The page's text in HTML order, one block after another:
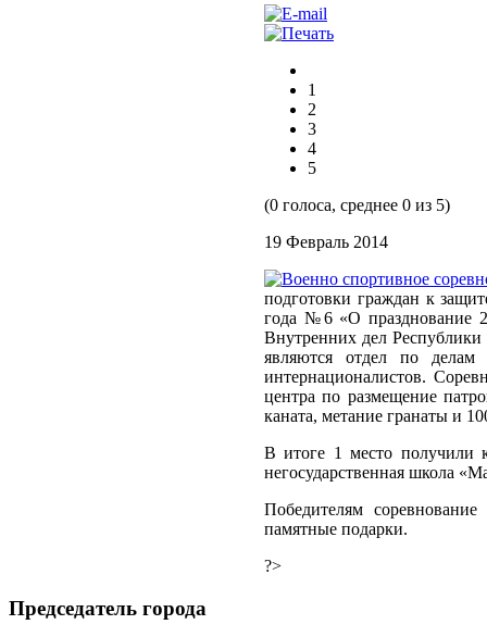
1
2
3
4
5
(0 голоса, среднее 0 из 5)
19 Февраль 2014
подготовки граждан к
года №6 «О празднование
Внутренних дел Республики
являются отдел по
интернационалистов.
центра по размещение
каната, метание гранаты и
В итоге 1 место получили
негосударственная школа
Победителям
памятные подарки.
?>
Председатель города